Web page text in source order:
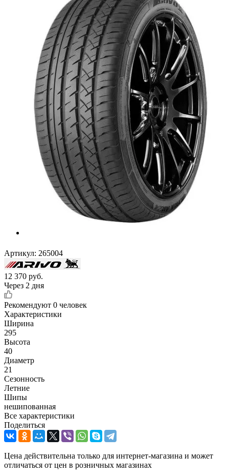
Артикул: 265004
12 370 руб.
Через 2 дня
Рекомендуют 0 человек
Характеристики
Ширина
295
Высота
40
Диаметр
21
Сезонность
Летние
Шипы
нешипованная
Все характеристики
Поделиться
Цена действительна только для интернет-магазина и может
отличаться от цен в розничных магазинах